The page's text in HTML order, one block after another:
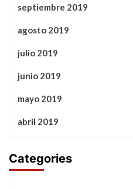
septiembre 2019
agosto 2019
julio 2019
junio 2019
mayo 2019
abril 2019
Categories